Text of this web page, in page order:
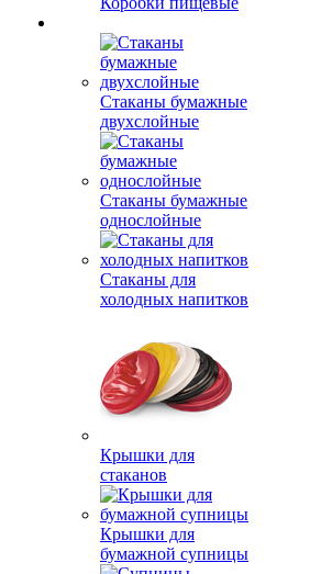
Стаканы бумажные
двухслойные
Стаканы бумажные
однослойные
Стаканы для
холодных напитков
Крышки для
стаканов
Крышки для
бумажной супницы